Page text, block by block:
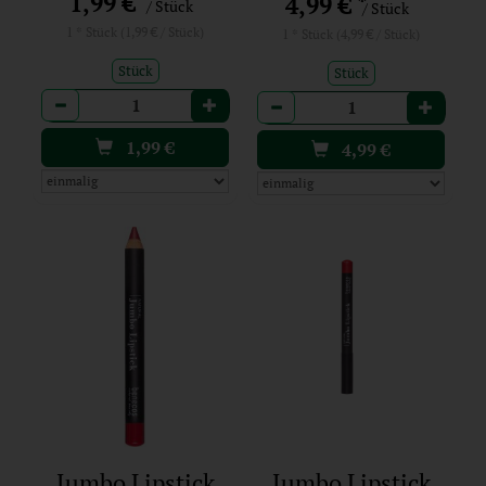
/ Stück
Stück
Anzahl
1,99€
/ Stück
Stück
Anzahl
4,99€